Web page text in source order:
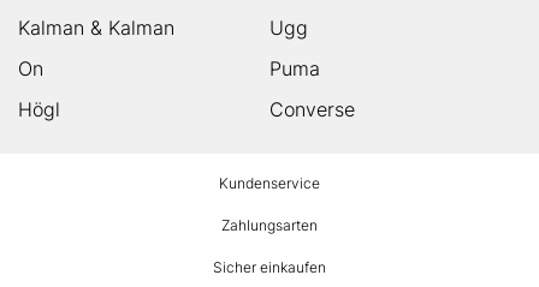
Kalman & Kalman
Ugg
On
Puma
Högl
Converse
Kundenservice
Zahlungsarten
Sicher einkaufen